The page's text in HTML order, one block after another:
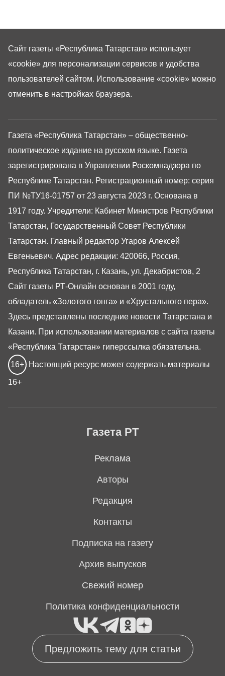
Предложить тему для статьи
Газета РТ
Реклама
Авторы
Редакция
Контакты
Подписка на газету
Архив выпусков
Свежий номер
Политика конфиденциальности
Газета «Республика Татарстан» – общественно-
политическое издание на русском языке. Газета
зарегистрирована в Управлении Роскомнадзора по
Республике Татарстан. Регистрационный номер: серия
ПИ №ТУ16-01757 от 23 августа 2023 г. Основана в
1917 году. Учредители: Кабинет Министров Республики
Татарстан, Государственный Совет Республики
Татарстан. Главный редактор Угаров Алексей
Евгеньевич. Адрес редакции: 420066, Россия,
Республика Татарстан, г. Казань, ул. Декабристов, 2
Сайт газеты РТ-Онлайн основан в 2001 году,
обладатель «Золотого гонга» и «Хрустального пера».
Здесь представлены последние новости Татарстана и
Казани. При использовании материалов с сайта газеты
«Республика Татарстан» гиперссылка обязательна.
16+ Настоящий ресурс может содержать материалы
16+
Сайт газеты «Республика Татарстан» использует
«cookie» для персонализации сервисов и удобства
пользователей сайтом. Использование «cookie» можно
отменить в настройках браузера.